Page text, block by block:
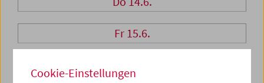
Fr 15.6.
Cookie-Einstellungen